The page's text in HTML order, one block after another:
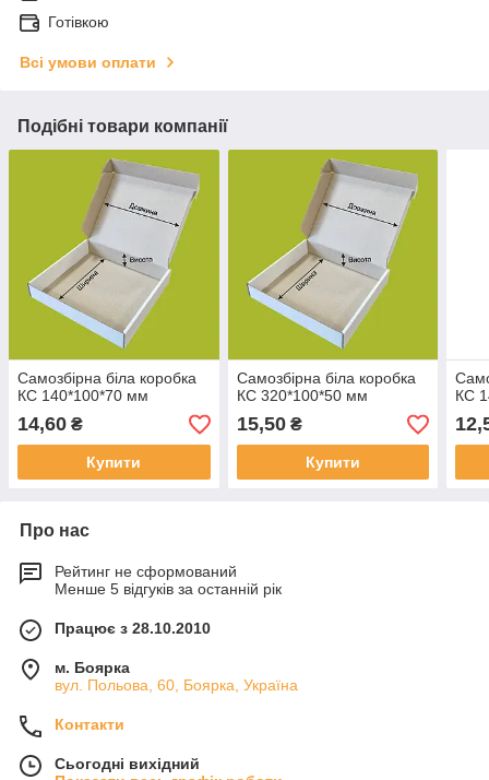
Готівкою
Всі умови оплати
Подібні товари компанії
Самозбірна біла коробка
КС 140*100*70 мм
14,60 ₴
Купити
Самозбірна біла коробка
КС 320*100*50 мм
15,50₴
Купити
КС
Про нас
Рейтинг не сформований
Менше 5 відгуків за останній рік
Працює з 28.10.2010
м. Боярка
вул. Польова, 60, Боярка, Україна
Контакти
Сьогодні вихідний